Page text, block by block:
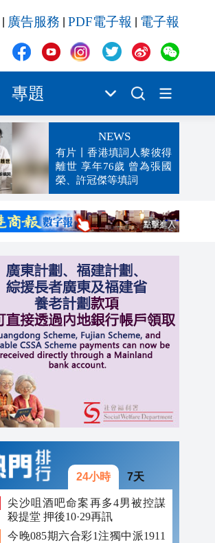
廣告服務 PDF電子報 電子報
專題
NEWS
有片丨香港填詞人黎彼得
離世 享年76歲 曾為張國
榮、許冠傑等填詞
24小時 7天
尖沙咀酒吧命案再多4男被控謀
殺提堂 押後10·29再訊
今晚085期六合彩1注獨中派1911